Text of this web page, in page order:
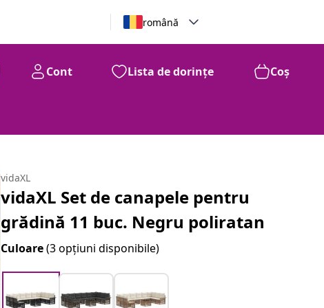
română
Cont Lista de dorințe Coș
vidaXL
vidaXL Set de canapele pentru
grădină 11 buc. Negru poliratan
Culoare(3 opțiuni disponibile)